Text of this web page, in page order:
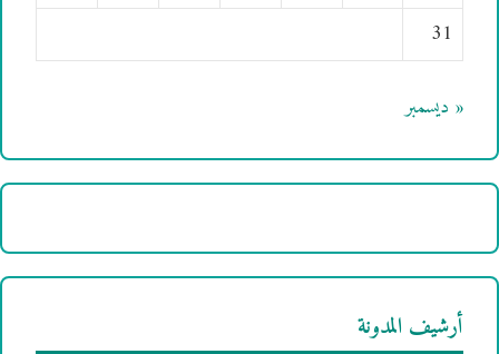
31
« ديسمبر
أرشيف المدونة